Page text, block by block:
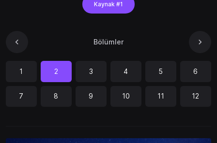
Kaynak #1
Bölümler
1 2 3 4 5 6
7 8 9 10 11 12